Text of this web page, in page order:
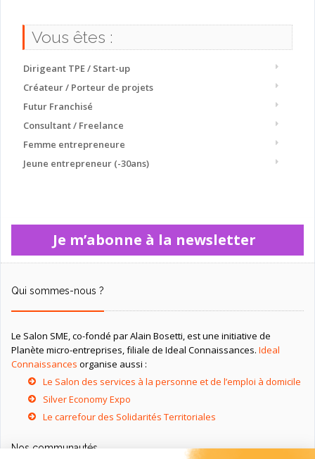
Vous êtes :
Dirigeant TPE / Start-up
Créateur / Porteur de projets
Futur Franchisé
Consultant / Freelance
Femme entrepreneure
Jeune entrepreneur (-30ans)
Je m’abonne à la newsletter
Qui sommes-nous ?
Le Salon SME, co-fondé par Alain Bosetti, est une initiative de
Planète micro-entreprises, filiale de Ideal Connaissances. Ideal
Connaissances organise aussi :
Le Salon des services à la personne et de l’emploi à domicile
Silver Economy Expo
Le carrefour des Solidarités Territoriales
Nos communautés